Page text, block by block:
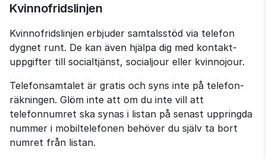
Kvinnofridslinjen
Kvinnofrids­linjen erbjuder samtals­stöd via telefon
dygnet runt. De kan även hjälpa dig med kontakt­
uppgifter till socialtjänst, socialjour eller kvinnojour.
Telefon­samtalet är gratis och syns inte på telefon­
räkningen. Glöm inte att om du inte vill att
telefonnumret ska synas i listan på senast uppringda
nummer i mobil­telefonen behöver du själv ta bort
numret från listan.